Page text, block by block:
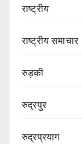
राष्ट्रीय
राष्ट्रीय समाचार
रुड़की
रुद्रपुर
रुद्रप्रयाग